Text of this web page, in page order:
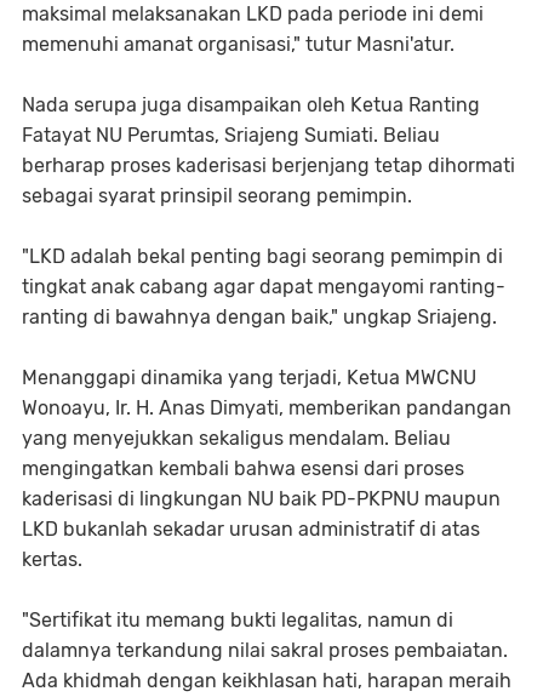
maksimal melaksanakan LKD pada periode ini demi
memenuhi amanat organisasi," tutur Masni'atur.
‎​Nada serupa juga disampaikan oleh Ketua Ranting
Fatayat NU Perumtas, Sriajeng Sumiati. Beliau
berharap proses kaderisasi berjenjang tetap dihormati
sebagai syarat prinsipil seorang pemimpin.
‎​"LKD adalah bekal penting bagi seorang pemimpin di
tingkat anak cabang agar dapat mengayomi ranting-
ranting di bawahnya dengan baik," ungkap Sriajeng.
‎​Menanggapi dinamika yang terjadi, Ketua MWCNU
Wonoayu, Ir. H. Anas Dimyati, memberikan pandangan
yang menyejukkan sekaligus mendalam. Beliau
mengingatkan kembali bahwa esensi dari proses
kaderisasi di lingkungan NU baik PD-PKPNU maupun
LKD bukanlah sekadar urusan administratif di atas
kertas.
‎​"Sertifikat itu memang bukti legalitas, namun di
dalamnya terkandung nilai sakral proses pembaiatan.
Ada khidmah dengan keikhlasan hati, harapan meraih